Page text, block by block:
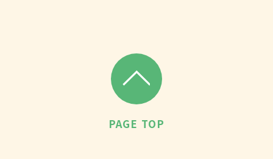
PAGE TOP